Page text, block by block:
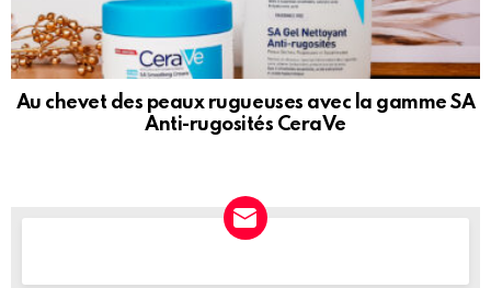
Au chevet des peaux rugueuses avec la gamme SA
Anti-rugosités CeraVe